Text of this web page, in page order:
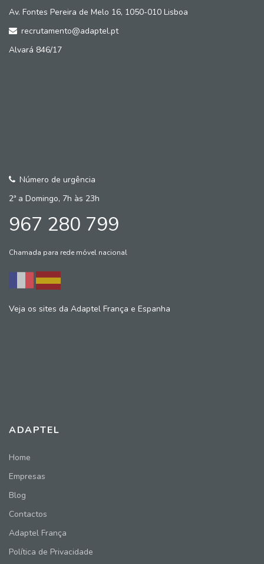
Av. Fontes Pereira de Melo 16, 1050-010 Lisboa
recrutamento@adaptel.pt
Alvará 846/17
Número de urgência
2ª a Domingo, 7h às 23h
967 280 799
Chamada para rede móvel nacional
Veja os sites da Adaptel França e Espanha
ADAPTEL
Home
Empresas
Blog
Contactos
Adaptel França
Política de Privacidade